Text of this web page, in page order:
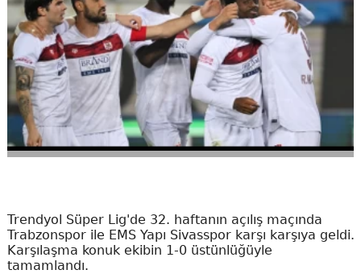
Trendyol Süper Lig'de 32. haftanın açılış maçında
Trabzonspor ile EMS Yapı Sivasspor karşı karşıya geldi.
Karşılaşma konuk ekibin 1-0 üstünlüğüyle
tamamlandı.